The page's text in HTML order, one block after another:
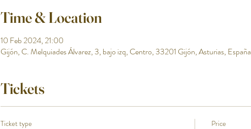
Time & Location
10 Feb 2024, 21:00
Gijón, C. Melquiades Álvarez, 3, bajo izq, Centro, 33201 Gijón, Asturias, España
Tickets
Ticket type Price